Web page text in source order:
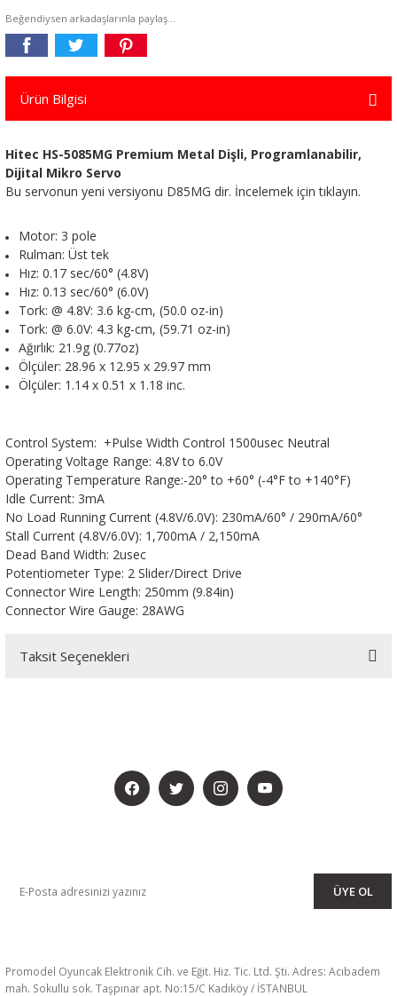
Beğendiysen arkadaşlarınla paylaş...
Ürün Bilgisi
Hitec HS-5085MG Premium Metal Dişli, Programlanabilir,
Dijital Mikro Servo
Bu servonun yeni versiyonu D85MG dir. İncelemek için tıklayın.
Motor: 3 pole
Rulman: Üst tek
Hız: 0.17 sec/60° (4.8V)
Hız: 0.13 sec/60° (6.0V)
Tork: @ 4.8V: 3.6 kg-cm, (50.0 oz-in)
Tork: @ 6.0V: 4.3 kg-cm, (59.71 oz-in)
Ağırlık: 21.9g (0.77oz)
Ölçüler: 28.96 x 12.95 x 29.97 mm
Ölçüler: 1.14 x 0.51 x 1.18 inc.
Control System: +Pulse Width Control 1500usec Neutral
Operating Voltage Range: 4.8V to 6.0V
Operating Temperature Range:-20° to +60° (-4°F to +140°F)
Idle Current: 3mA
No Load Running Current (4.8V/6.0V): 230mA/60° / 290mA/60°
Stall Current (4.8V/6.0V): 1,700mA / 2,150mA
Dead Band Width: 2usec
Potentiometer Type: 2 Slider/Direct Drive
Connector Wire Length: 250mm (9.84in)
Connector Wire Gauge: 28AWG
Taksit Seçenekleri
ÜYE OL
Promodel Oyuncak Elektronik Cih. ve Eğit. Hiz. Tic. Ltd. Şti. Adres: Acıbadem
mah. Sokullu sok. Taşpınar apt. No:15/C Kadıköy / İSTANBUL